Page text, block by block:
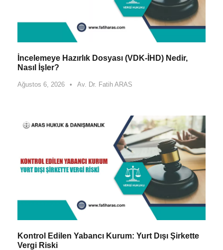
İncelemeye Hazırlık Dosyası (VDK-İHD) Nedir,
Nasıl İşler?
Ağustos 6, 2026 • Av. Dr. Fatih ARAS
Kontrol Edilen Yabancı Kurum: Yurt Dışı Şirkette
Vergi Riski